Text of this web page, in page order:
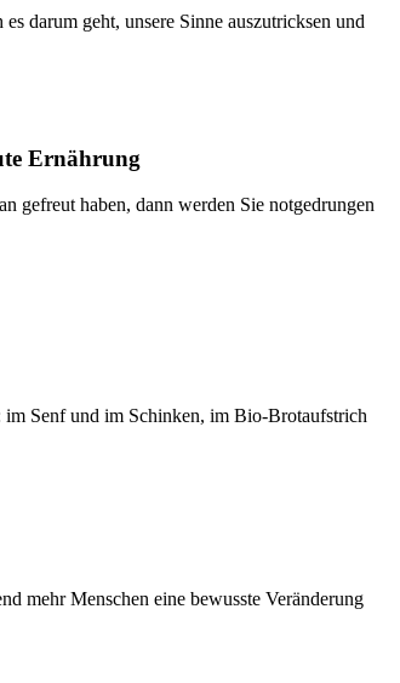
darum geht, unsere Sinne auszutricksen und
Ernährung
gefreut haben, dann werden Sie notgedrungen
Senf und im Schinken, im Bio-Brotaufstrich
mehr Menschen eine bewusste Veränderung